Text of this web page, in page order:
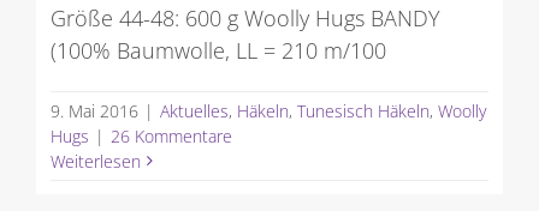
Größe 44-48: 600 g Woolly Hugs BANDY
(100% Baumwolle, LL = 210 m/100
9. Mai 2016 | Aktuelles, Häkeln, Tunesisch Häkeln, Woolly
Hugs | 26 Kommentare
Weiterlesen